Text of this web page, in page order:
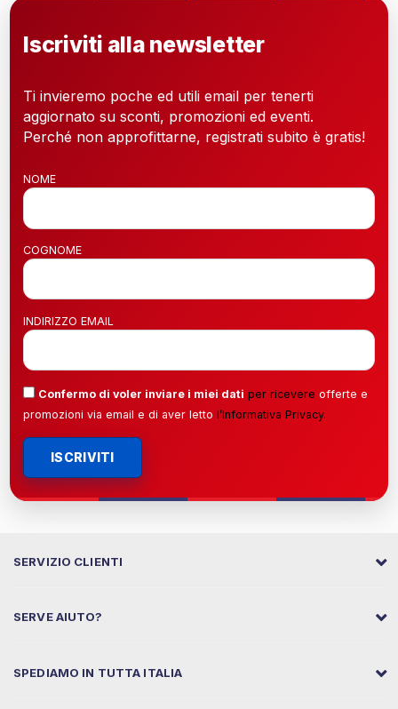
Iscriviti alla newsletter
Ti invieremo poche ed utili email per tenerti
aggiornato su sconti, promozioni ed eventi.
Perché non approfittarne, registrati subito è gratis!
NOME
COGNOME
INDIRIZZO EMAIL
Confermo di voler inviare i miei dati per ricevere offerte e
promozioni via email e di aver letto l’Informativa Privacy.
ISCRIVITI
SERVIZIO CLIENTI
SERVE AIUTO?
SPEDIAMO IN TUTTA ITALIA